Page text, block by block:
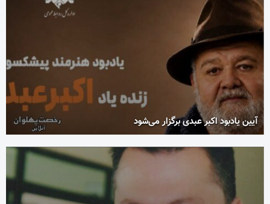
آیین یادبود اکبر عبدی برگزار می‌شود